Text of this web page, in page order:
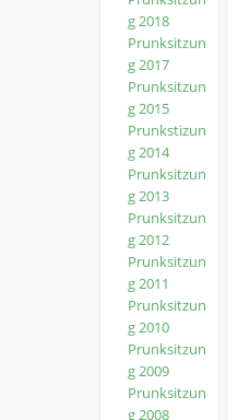
g 2018
Prunksitzun
g 2017
Prunksitzun
g 2015
Prunkstizun
g 2014
Prunksitzun
g 2013
Prunksitzun
g 2012
Prunksitzun
g 2011
Prunksitzun
g 2010
Prunksitzun
g 2009
Prunksitzun
g 2008